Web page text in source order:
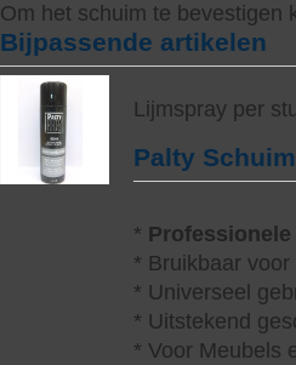
Om het schuim te bevestigen
Bijpassende artikelen
Lijmspray per
Palty
* Professionele
* Bruikbaar
* Universeel
* Uitstekend
* Voor Meubels